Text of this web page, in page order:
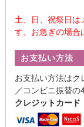
土、日、祝祭日は
す。お急ぎの場合
お支払い方法
お支払い方法はク
／コンビニ振替の
クレジットカード